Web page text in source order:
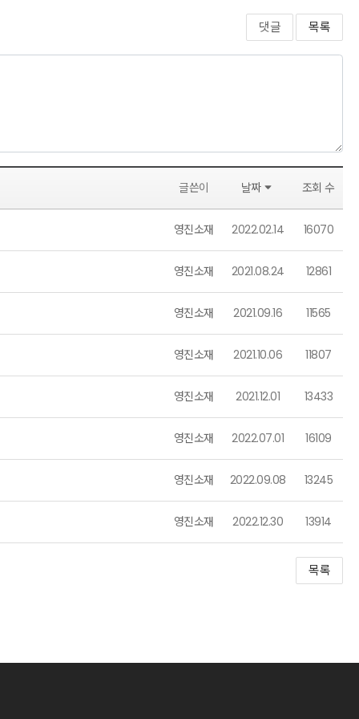
댓글 목록
글쓴이 날짜 조회 수
영진소재 2022.02.14 16070
영진소재 2021.08.24 12861
영진소재 2021.09.16 11565
영진소재 2021.10.06 11807
영진소재 2021.12.01 13433
영진소재 2022.07.01 16109
영진소재 2022.09.08 13245
영진소재 2022.12.30 13914
목록